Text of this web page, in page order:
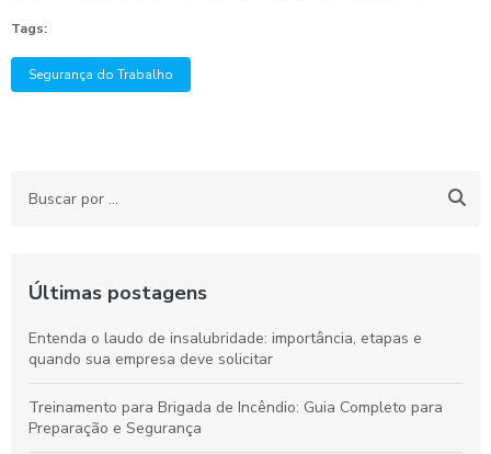
Tags:
Segurança do Trabalho
Últimas postagens
Entenda o laudo de insalubridade: importância, etapas e
quando sua empresa deve solicitar
Treinamento para Brigada de Incêndio: Guia Completo para
Preparação e Segurança